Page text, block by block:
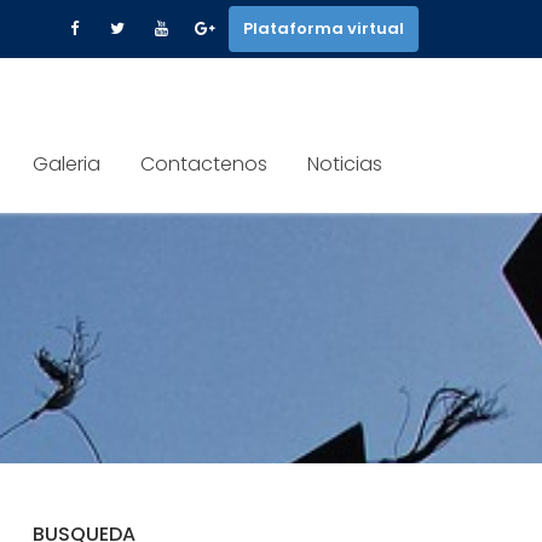
Plataforma virtual
Galeria Contactenos Noticias
BUSQUEDA